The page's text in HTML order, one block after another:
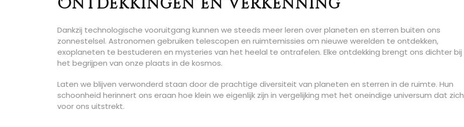
Ontdekkingen en Verkenning
Dankzij technologische vooruitgang kunnen we steeds meer leren over planeten en sterren buiten ons
zonnestelsel. Astronomen gebruiken telescopen en ruimtemissies om nieuwe werelden te ontdekken,
exoplaneten te bestuderen en mysteries van het heelal te ontrafelen. Elke ontdekking brengt ons dichter bij
het begrijpen van onze plaats in de kosmos.
Laten we blijven verwonderd staan door de prachtige diversiteit van planeten en sterren in de ruimte. Hun
schoonheid herinnert ons eraan hoe klein we eigenlijk zijn in vergelijking met het oneindige universum dat zich
voor ons uitstrekt.